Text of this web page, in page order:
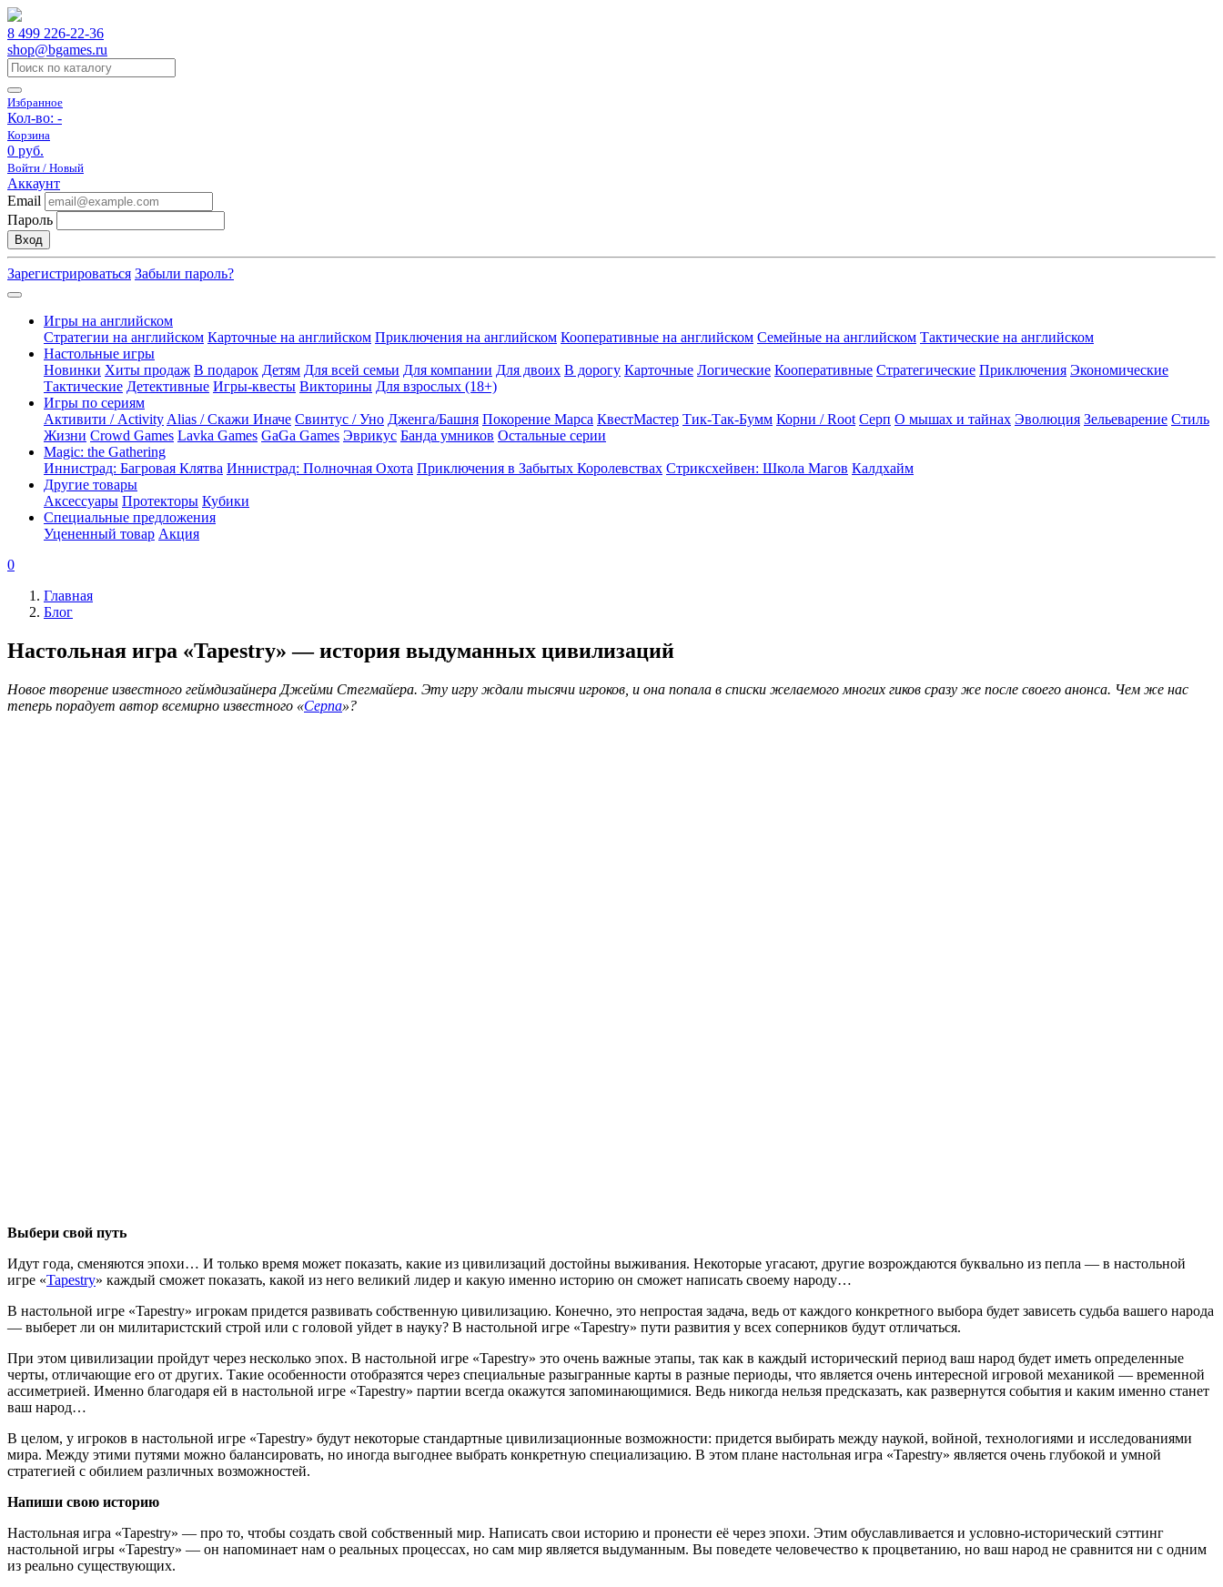
8 499 226-22-36
shop@bgames.ru
Избранное
Кол-во: -
Корзина
0 руб.
Войти / Новый
Аккаунт
Email
Пароль
Вход
Зарегистрироваться Забыли пароль?
Игры на английском
Стратегии на английском Карточные на английском Приключения на английском Кооперативные на английском Семейные на английском Тактические на английском
Настольные игры
Новинки Хиты продаж В подарок Детям Для всей семьи Для компании Для двоих В дорогу Карточные Логические Кооперативные Стратегические Приключения Экономические
Тактические Детективные Игры-квесты Викторины Для взрослых (18+)
Игры по сериям
Активити / Activity Alias / Скажи Иначе Свинтус / Уно Дженга/Башня Покорение Марса КвестМастер Тик-Так-Бумм Корни / Root Серп О мышах и тайнах Эволюция Зельеварение Стиль
Жизни Crowd Games Lavka Games GaGa Games Эврикус Банда умников Остальные серии
Magic: the Gathering
Иннистрад: Багровая Клятва Иннистрад: Полночная Охота Приключения в Забытых Королевствах Стриксхейвен: Школа Магов Калдхайм
Другие товары
Аксессуары Протекторы Кубики
Специальные предложения
Уцененный товар Акция
0
Главная
Блог
Настольная игра «Tapestry» — история выдуманных цивилизаций
Новое творение известного геймдизайнера Джейми Стегмайера. Эту игру ждали тысячи игроков, и она попала в списки желаемого многих гиков сразу же после своего анонса. Чем же нас
теперь порадует автор всемирно известного «Серпа»?
Выбери свой путь
Идут года, сменяются эпохи… И только время может показать, какие из цивилизаций достойны выживания. Некоторые угасают, другие возрождаются буквально из пепла — в настольной
игре «Tapestry» каждый сможет показать, какой из него великий лидер и какую именно историю он сможет написать своему народу…
В настольной игре «Tapestry» игрокам придется развивать собственную цивилизацию. Конечно, это непростая задача, ведь от каждого конкретного выбора будет зависеть судьба вашего народа
— выберет ли он милитаристский строй или с головой уйдет в науку? В настольной игре «Tapestry» пути развития у всех соперников будут отличаться.
При этом цивилизации пройдут через несколько эпох. В настольной игре «Tapestry» это очень важные этапы, так как в каждый исторический период ваш народ будет иметь определенные
черты, отличающие его от других. Такие особенности отобразятся через специальные разыгранные карты в разные периоды, что является очень интересной игровой механикой — временной
ассиметрией. Именно благодаря ей в настольной игре «Tapestry» партии всегда окажутся запоминающимися. Ведь никогда нельзя предсказать, как развернутся события и каким именно станет
ваш народ…
В целом, у игроков в настольной игре «Tapestry» будут некоторые стандартные цивилизационные возможности: придется выбирать между наукой, войной, технологиями и исследованиями
мира. Между этими путями можно балансировать, но иногда выгоднее выбрать конкретную специализацию. В этом плане настольная игра «Tapestry» является очень глубокой и умной
стратегией с обилием различных возможностей.
Напиши свою историю
Настольная игра «Tapestry» — про то, чтобы создать свой собственный мир. Написать свои историю и пронести её через эпохи. Этим обуславливается и условно-исторический сэттинг
настольной игры «Tapestry» — он напоминает нам о реальных процессах, но сам мир является выдуманным. Вы поведете человечество к процветанию, но ваш народ не сравнится ни с одним
из реально существующих.